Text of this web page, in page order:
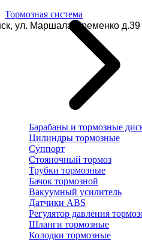
ул. Маршала Еременко
Тормозная система
Барабаны и тормозные
Цилиндры тормозные
Суппорт
Стояночный тормоз
Трубки тормозные
Бачок тормозной
Вакуумный усилитель
Датчики ABS
Регулятор давления
Шланги тормозные
Колодки тормозные